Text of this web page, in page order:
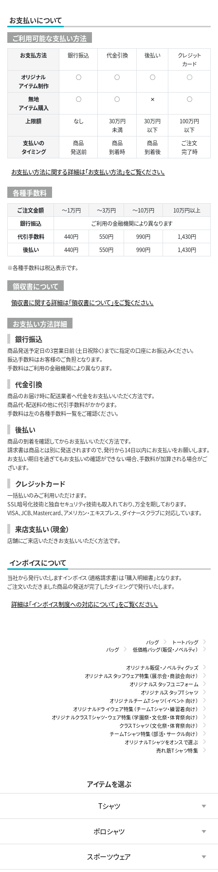
お支払いについて
ご利用可能な支払い方法
お支払方法 銀行振込 代金引換 後払い
クレジット
カード
オリジナル
アイテム制作
○ ○ ○ ◯
無地
アイテム購入
○ ○ ✕ ○
上限額 なし
30万円
未満
30万円
以下
100万円
以下
支払いの
タイミング
商品
発送前
商品
到着時
商品
到着後
ご注文
完了時
お支払い方法に関する詳細は「お支払い方法」をご覧ください。
各種手数料
ご注文金額 ～1万円 ～3万円 ～10万円
10万円以上
銀行振込
ご利用の金融機関により異なります
代引手数料
440円 550円 990円
1,430円
後払い
440円 550円 990円 1,430円
※各種手数料は税込表示です。
領収書について
領収書に関する詳細は「領収書について」をご覧ください。
お支払い方法詳細
銀行振込
商品発送予定日の3営業日前（土日祝除く）までに指定の口座にお振込みください。
振込手数料はお客様のご負担となります。
手数料はご利用の金融機関により異なります。
代金引換
商品のお届け時に配送業者へ代金をお支払いいただく方法です。
商品代・配送料の他に代引手数料がかかります。
手数料は左の各種手数料一覧をご確認ください。
後払い
商品の到着を確認してからお支払いいただく方法です。
請求書は商品とは別に発送されますので、発行から14日以内にお支払いをお願いします。
お支払い期日を過ぎてもお支払いの確認ができない場合、手数料が加算される場合がご
ざいます。
クレジットカード
一括払いのみご利用いただけます。
SSL暗号化技術と独自セキュリティ技術も取入れており、万全を期しております。
VISA、JCB、Mastercard、アメリカン・エキスプレス、ダイナースクラブに対応しています。
来店支払い（現金）
店舗にご来店いただきお支払いいただく方法です。
インボイスについて
当社から発行いたしますインボイス（適格請求書）は「購入明細書」となります。
ご注文いただきました商品の発送が完了したタイミングで発行いたします。
詳細は「インボイス制度への対応について」をご覧ください。
バッグ
トートバッグ
バッグ
低価格バッグ（販促・ノベルティ）
オリジナル販促・ノベルティグッズ
オリジナルスタッフウェア特集（展示会・商談会向け）
オリジナルスタッフユニフォーム
オリジナルスタッフTシャツ
オリジナルチームTシャツ（イベント向け）
オリジナルドライウェア特集（チームTシャツ・練習着向け）
オリジナルクラスTシャツ・ウェア特集（学園祭・文化祭・体育祭向け）
クラスTシャツ（文化祭・体育祭向け）
チームTシャツ特集（部活・サークル向け）
オリジナルTシャツをオンスで選ぶ
売れ筋Tシャツ特集
アイテムを選ぶ
Tシャツ
ポロシャツ
スポーツウェア